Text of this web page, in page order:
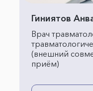
Гиниятов
Врач
(внешний
приём)